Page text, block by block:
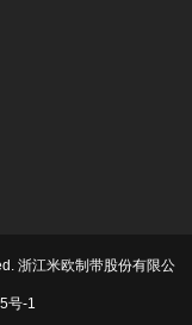
浙江米欧制带股份有限公
号-1